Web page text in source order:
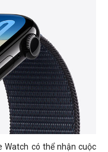
Watch có thể nhận cuộc